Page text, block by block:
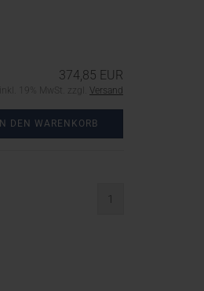
374,85 EUR
inkl. 19% MwSt. zzgl. Versand
IN DEN WARENKORB
1